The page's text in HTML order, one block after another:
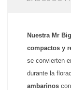
Nuestra Mr
compactos y
se convierten
durante la
ambarinos